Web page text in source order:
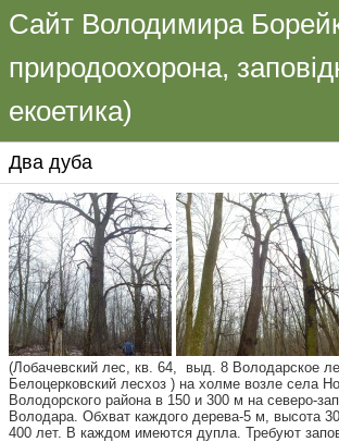
Сайт Володимира
природоохорона,
екоетика)
Два дуба
(Лобачевский лес, кв. 64, выд. 8 Володарское
Белоцерковский лесхоз ) на холме возле села
Володорского района в 150 и 300 м на северо-
Володара. Обхват каждого дерева-5 м, высота
400 лет. В каждом имеются дупла. Требуют